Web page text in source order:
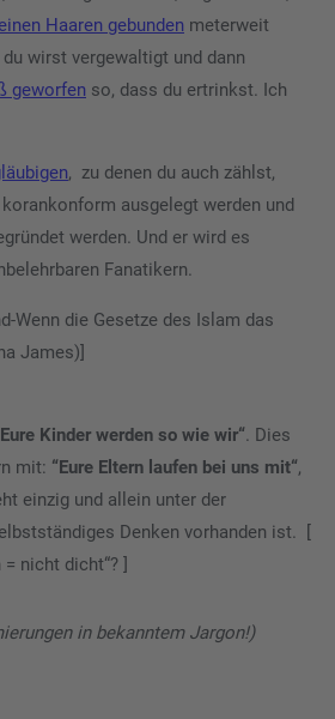
Haaren gebunden meterweit
wirst vergewaltigt und dann
geworfen so, dass du ertrinkst. Ich
, zu denen du auch zählst,
ausgelegt werden und
werden. Und er wird es
Fanatikern.
Wenn die Gesetze des Islam das
James)]
Kinder werden so wie wir“. Dies
mit: “Eure Eltern laufen bei uns mit“,
einzig und allein unter der
Denken vorhanden ist. [
nicht dicht“? ]
in bekanntem Jargon!)